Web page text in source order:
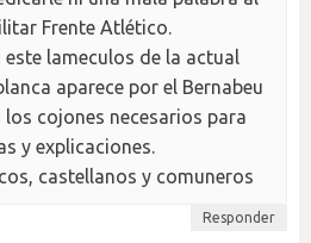
Frente Atlético.
este lameculos de la actual
aparece por el Bernabeu
los cojones necesarios para
y explicaciones.
castellanos y comuneros
Responder